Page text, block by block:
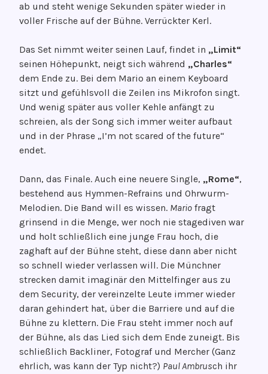
ab und steht wenige Sekunden später wieder in
voller Frische auf der Bühne. Verrückter Kerl.
Das Set nimmt weiter seinen Lauf, findet in „Limit“
seinen Höhepunkt, neigt sich während „Charles“
dem Ende zu. Bei dem Mario an einem Keyboard
sitzt und gefühlsvoll die Zeilen ins Mikrofon singt.
Und wenig später aus voller Kehle anfängt zu
schreien, als der Song sich immer weiter aufbaut
und in der Phrase „I’m not scared of the future“
endet.
Dann, das Finale. Auch eine neuere Single, „Rome“,
bestehend aus Hymmen-Refrains und Ohrwurm-
Melodien. Die Band will es wissen. Mario fragt
grinsend in die Menge, wer noch nie stagediven war
und holt schließlich eine junge Frau hoch, die
zaghaft auf der Bühne steht, diese dann aber nicht
so schnell wieder verlassen will. Die Münchner
strecken damit imaginär den Mittelfinger aus zu
dem Security, der vereinzelte Leute immer wieder
daran gehindert hat, über die Barriere und auf die
Bühne zu klettern. Die Frau steht immer noch auf
der Bühne, als das Lied sich dem Ende zuneigt. Bis
schließlich Backliner, Fotograf und Mercher (Ganz
ehrlich, was kann der Typ nicht?) Paul Ambrusch ihr